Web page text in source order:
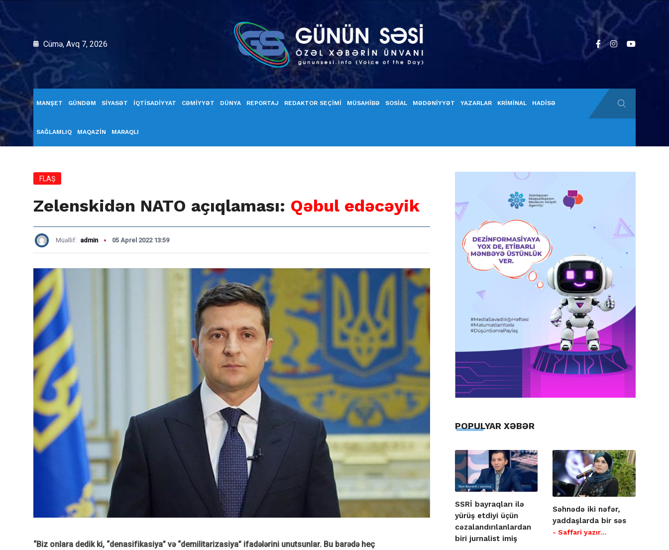
Cümə, Avq 7, 2026
MANŞET GÜNDƏM SİYASƏT İQTİSADİYYAT CƏMİYYƏT DÜNYA REPORTAJ REDAKTOR SEÇİMİ MÜSAHİBƏ SOSİAL MƏDƏNİYYƏT YAZARLAR KRİMİNAL HADİSƏ
SAĞLAMLIQ MAQAZİN MARAQLI
FLAŞ
Zelenskidən NATO açıqlaması: Qəbul edəcəyik
Müəllif: admin 05 Aprel 2022 13:59
“Biz onlara dedik ki, “denasifikasiya” və “demilitarizasiya” ifadələrini unutsunlar. Bu barədə heç
POPULYAR XƏBƏR
SSRİ bayraqları ilə
yürüş etdiyi üçün
cəzalandırılanlardan
biri jurnalist imiş
Səhnədə iki nəfər,
yaddaşlarda bir səs
- Saffari yazır…